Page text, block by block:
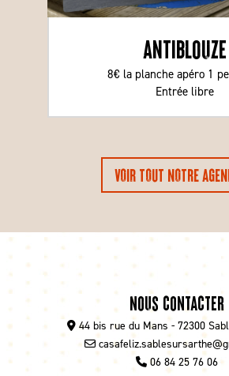
Antiblouze
8€ la planche apéro 1
Entrée libre
VOIR TOUT NOTRE
Nous contacter
44 bis rue du Mans - 72300
06 84 25 76 06